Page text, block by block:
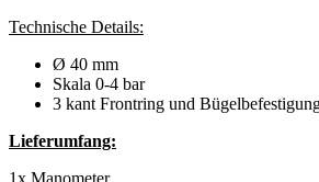
Technische Details:
Ø 40 mm
Skala 0-4 bar
3 kant Frontring und
Lieferumfang:
1x Manometer